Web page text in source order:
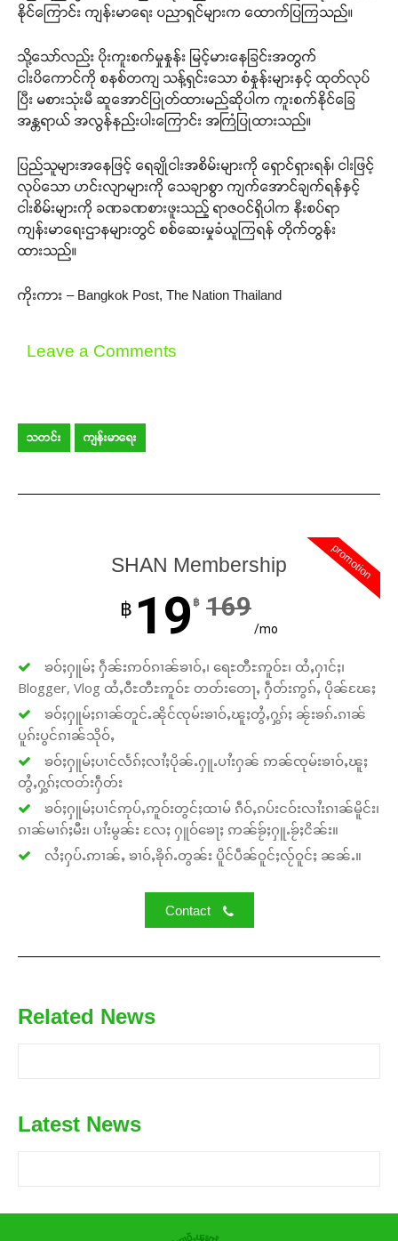
နိုင်ကြောင်း ကျန်းမာရေး ပညာရှင်များက ထောက်ပြကြသည်။
သို့သော်လည်း ပိုးကူးစက်မှုနှုန်း မြင့်မားနေခြင်းအတွက်
ငါးပိကောင်ကို စနစ်တကျ သန့်ရှင်းသော စံနှုန်းများနှင့် ထုတ်လုပ်
ပြီး မစားသုံးမီ ဆူအောင်ပြုတ်ထားမည်ဆိုပါက ကူးစက်နိုင်ခြေ
အန္တရာယ် အလွန်နည်းပါးကြောင်း အကြံပြုထားသည်။
ပြည်သူများအနေဖြင့် ရေချိုငါးအစိမ်းများကို ရှောင်ရှားရန်၊ ငါးဖြင့်
လုပ်သော ဟင်းလျာများကို သေချာစွာ ကျက်အောင်ချက်ရန်နှင့်
ငါးစိမ်းများကို ခဏခဏစားဖူးသည့် ရာဇဝင်ရှိပါက နီးစပ်ရာ
ကျန်းမာရေးဌာနများတွင် စစ်ဆေးမှုခံယူကြရန် တိုက်တွန်း
ထားသည်။
ကိုးကား – Bangkok Post, The Nation Thailand
Leave a Comments
သတင်း ကျန်းမာရေး
promotion
SHAN Membership
฿ 19 ฿ 169
/mo
ၶဝ်ႈႁူမ်ႈ ႁဵၼ်းဢဝ်ၵၢၼ်ၶၢဝ်ႇ၊ ရေႊတီႊဢူဝ်ႊ၊ ထႆႇႁၢင်ႈ၊
Blogger, Vlog ထႆႇဝီႊတီႊဢူဝ်ႊ တတ်းတေႃႇ ႁဵတ်းဢွၵ်ႇ ပိုၼ်ၽႄႈ
ၶဝ်ႈႁူမ်ႈၵၢၼ်တူင်ႉၼိုင်ၸုမ်းၶၢဝ်ႇၽူႈတွႆႇႁွၵ်ႈ ၼႂ်းၶၵ်ႉၵၢၼ်
ပူၵ်းပွင်ၵၢၼ်သိုဝ်ႇ
ၶဝ်ႈႁူမ်ႈပၢင်လႅၵ်ႈလၢႆႈပိုၼ်ႉႁူႉပၢႆးႁၼ် ဢၼ်ၸုမ်းၶၢဝ်ႇၽူႈ
တွႆႇႁွၵ်ႈၸတ်းႁဵတ်း
ၶဝ်ႈႁူမ်ႈပၢင်ဢုပ်ႇဢူဝ်းတွင်ႈထၢမ် ၵဵဝ်ႇၵပ်းငဝ်းလၢႆးၵၢၼ်မိူင်း၊
ၵၢၼ်မၢၵ်ႈမီး၊ ပၢႆးမွၼ်း လႄႈ ႁူဝ်ၶေႃႈ ဢၼ်ၶႂ်ႈႁူႉၶႂ်ႈငိၼ်း။
လႆႈႁပ်ႉဢၢၼ်ႇ ၶၢဝ်ႇၶိုၵ်ႉတွၼ်း ပိူင်ပဵၼ်ဝူင်ႈလႂ်ဝူင်ႈ ၼၼ်ႉ။
Contact
Related News
Latest News